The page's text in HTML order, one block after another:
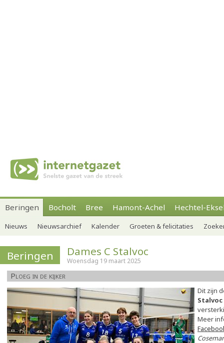
Beringen Bocholt Bree Hamont-Achel Hechtel-
Nieuws Nieuwsarchief Kalender Groeten & felicitaties
Beringen Dames C Stalvoc
Woensdag 19 maart 2025
Ploeg in de kijker
Dit zijn
Stalvoc
Meer